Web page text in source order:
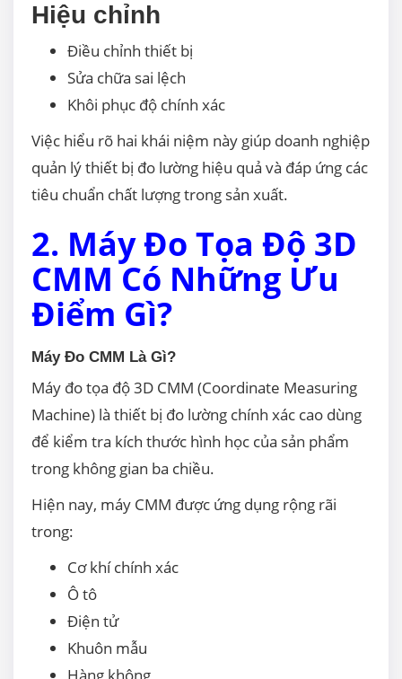
Hiệu chỉnh
Điều chỉnh thiết bị
Sửa chữa sai lệch
Khôi phục độ chính xác
Việc hiểu rõ hai khái niệm này giúp doanh nghiệp
quản lý thiết bị đo lường hiệu quả và đáp ứng các
tiêu chuẩn chất lượng trong sản xuất.
2. Máy Đo Tọa Độ 3D
CMM Có Những Ưu
Điểm Gì?
Máy Đo CMM Là Gì?
Máy đo tọa độ 3D CMM (Coordinate Measuring
Machine) là thiết bị đo lường chính xác cao dùng
để kiểm tra kích thước hình học của sản phẩm
trong không gian ba chiều.
Hiện nay, máy CMM được ứng dụng rộng rãi
trong:
Cơ khí chính xác
Ô tô
Điện tử
Khuôn mẫu